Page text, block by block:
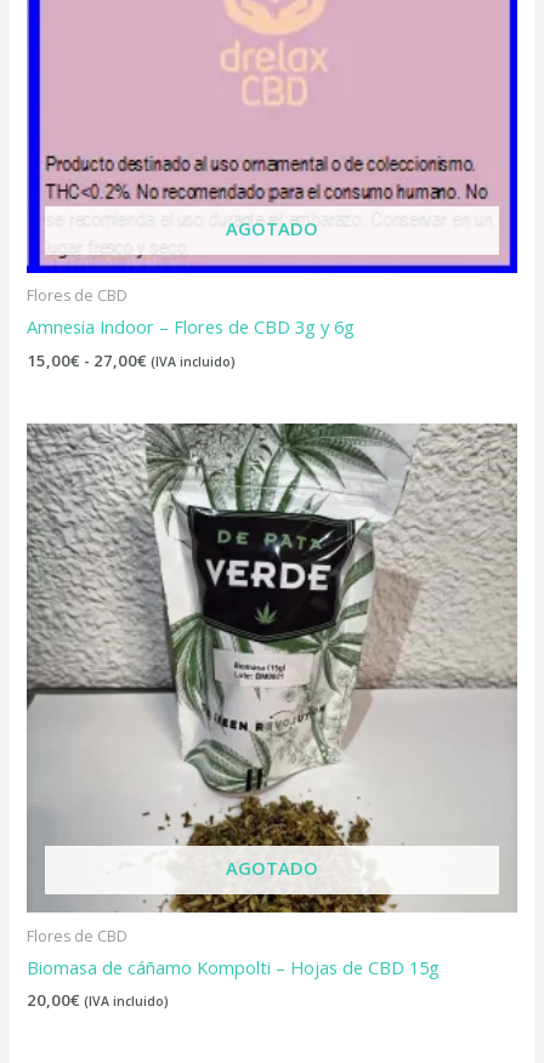
AGOTADO
Flores de CBD
Amnesia Indoor – Flores de CBD 3g y 6g
15,00€ - 27,00€ (IVA incluido)
AGOTADO
Flores de CBD
Biomasa de cáñamo Kompolti – Hojas de CBD 15g
20,00€ (IVA incluido)